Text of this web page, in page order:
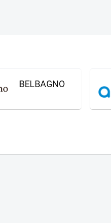
BELBAGNO